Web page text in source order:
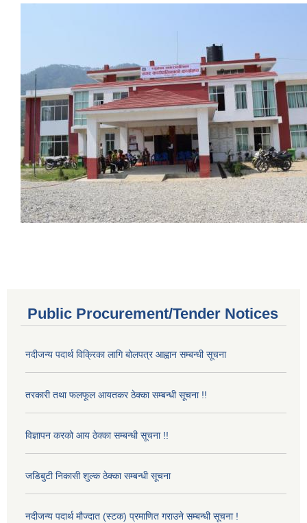
Public Procurement/Tender Notices
नदीजन्य पदार्थ विक्रिका लागि बोलपत्र आह्वान सम्बन्धी सूचना
तरकारी तथा फलफूल आयतकर ठेक्का सम्बन्धी सूचना !!
विज्ञापन करको आय ठेक्का सम्बन्धी सूचना !!
जडिबुटी निकासी शुल्क ठेक्का सम्बन्धी सूचना
नदीजन्य पदार्थ मौज्दात (स्टक) प्रमाणित गराउने सम्बन्धी सूचना !